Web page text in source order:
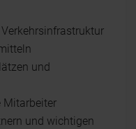
und
Mitarbeiter
und wichtigen